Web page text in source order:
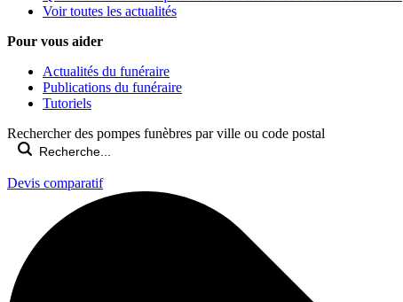
Voir toutes les actualités
Pour vous aider
Actualités du funéraire
Publications du funéraire
Tutoriels
Rechercher des pompes funèbres par ville ou code postal
Devis comparatif